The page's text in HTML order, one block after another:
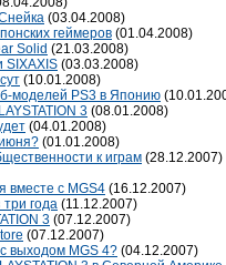
(03.04.2008)
геймеров (01.04.2008)
Solid (21.03.2008)
SIXAXIS (03.03.2008)
(10.01.2008)
моделей PS3 в Японию
3 (08.01.2008)
(04.01.2008)
(01.01.2008)
к играм (28.12.2007)
вместе с MGS4 (16.12.2007)
года (11.12.2007)
3 (07.12.2007)
(07.12.2007)
выходом MGS 4? (04.12.2007)